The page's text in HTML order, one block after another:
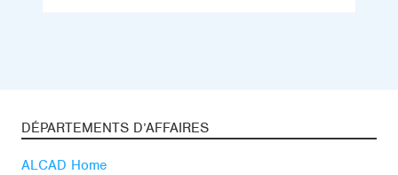
DÉPARTEMENTS D’AFFAIRES
ALCAD Home